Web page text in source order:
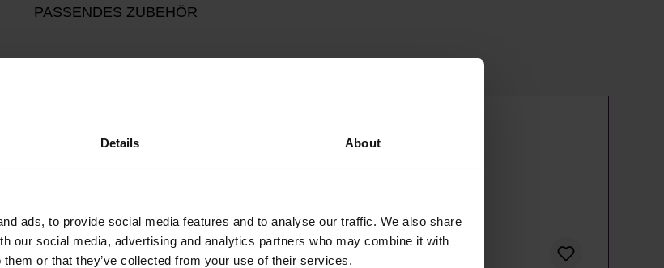
Details About
ads, to provide social media features and to analyse our traffic. We also share
our social media, advertising and analytics partners who may combine it with
or that they’ve collected from your use of their services.
PASSENDES ZUBEHÖR